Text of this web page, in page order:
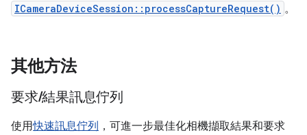
ICameraDeviceSession::processCaptureRequest() 。
其他方法
要求/結果訊息佇列
使用快速訊息佇列 ，可進一步最佳化相機擷取結果和要求